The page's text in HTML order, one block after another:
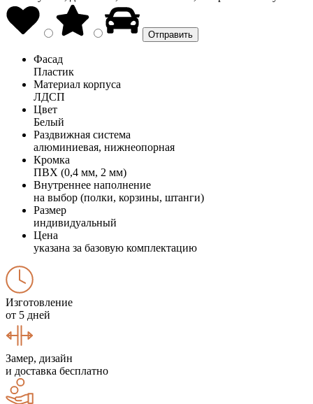
Фасад
Пластик
Материал корпуса
ЛДСП
Цвет
Белый
Раздвижная система
алюминиевая, нижнеопорная
Кромка
ПВХ (0,4 мм, 2 мм)
Внутреннее наполнение
на выбор (полки, корзины, штанги)
Размер
индивидуальный
Цена
указана за базовую комплектацию
Изготовление
от 5 дней
Замер, дизайн
и доставка бесплатно